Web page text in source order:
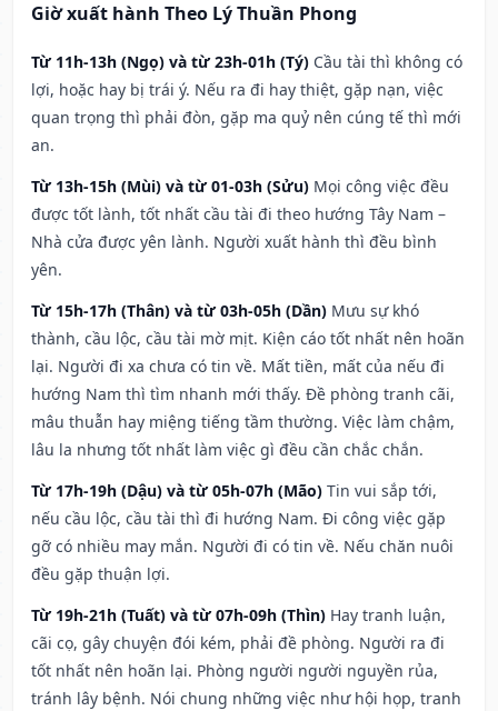
Giờ xuất hành Theo Lý Thuần Phong
Từ 11h-13h (Ngọ) và từ 23h-01h (Tý) Cầu tài thì không có
lợi, hoặc hay bị trái ý. Nếu ra đi hay thiệt, gặp nạn, việc
quan trọng thì phải đòn, gặp ma quỷ nên cúng tế thì mới
an.
Từ 13h-15h (Mùi) và từ 01-03h (Sửu) Mọi công việc đều
được tốt lành, tốt nhất cầu tài đi theo hướng Tây Nam –
Nhà cửa được yên lành. Người xuất hành thì đều bình
yên.
Từ 15h-17h (Thân) và từ 03h-05h (Dần) Mưu sự khó
thành, cầu lộc, cầu tài mờ mịt. Kiện cáo tốt nhất nên hoãn
lại. Người đi xa chưa có tin về. Mất tiền, mất của nếu đi
hướng Nam thì tìm nhanh mới thấy. Đề phòng tranh cãi,
mâu thuẫn hay miệng tiếng tầm thường. Việc làm chậm,
lâu la nhưng tốt nhất làm việc gì đều cần chắc chắn.
Từ 17h-19h (Dậu) và từ 05h-07h (Mão) Tin vui sắp tới,
nếu cầu lộc, cầu tài thì đi hướng Nam. Đi công việc gặp
gỡ có nhiều may mắn. Người đi có tin về. Nếu chăn nuôi
đều gặp thuận lợi.
Từ 19h-21h (Tuất) và từ 07h-09h (Thìn) Hay tranh luận,
cãi cọ, gây chuyện đói kém, phải đề phòng. Người ra đi
tốt nhất nên hoãn lại. Phòng người người nguyền rủa,
tránh lây bệnh. Nói chung những việc như hội họp, tranh